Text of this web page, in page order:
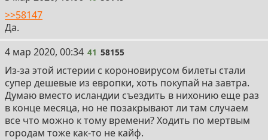
>>58147
Да.
41
4 мар 2020, 00:34 41 58155
Из-за этой истерии с короновирусом билеты стали
супер дешевые из европки, хоть покупай на завтра.
Думаю вместо исландии съездить в нихонию еще раз
в конце месяца, но не позакрывают ли там случаем
все что можно к тому времени? Ходить по мертвым
городам тоже как-то не кайф.